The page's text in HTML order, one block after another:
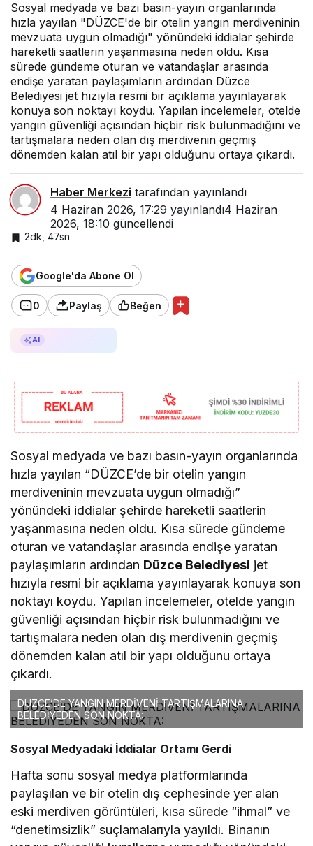
Sosyal medyada ve bazı basın-yayın organlarında
hızla yayılan "DÜZCE'de bir otelin yangın merdiveninin
mevzuata uygun olmadığı" yönündeki iddialar şehirde
hareketli saatlerin yaşanmasına neden oldu. Kısa
sürede gündeme oturan ve vatandaşlar arasında
endişe yaratan paylaşımların ardından Düzce
Belediyesi jet hızıyla resmi bir açıklama yayınlayarak
konuya son noktayı koydu. Yapılan incelemeler, otelde
yangın güvenliği açısından hiçbir risk bulunmadığını ve
tartışmalara neden olan dış merdivenin geçmiş
dönemden kalan atıl bir yapı olduğunu ortaya çıkardı.
Haber Merkezi tarafından yayınlandı
4 Haziran 2026, 17:29 yayınlandı4 Haziran
2026, 18:10 güncellendi
2dk, 47sn
Google'da Abone Ol
0 Paylaş Beğen
AI
Sosyal medyada ve bazı basın-yayın organlarında
hızla yayılan “DÜZCE’de bir otelin yangın
merdiveninin mevzuata uygun olmadığı”
yönündeki iddialar şehirde hareketli saatlerin
yaşanmasına neden oldu. Kısa sürede gündeme
oturan ve vatandaşlar arasında endişe yaratan
paylaşımların ardından Düzce Belediyesi jet
hızıyla resmi bir açıklama yayınlayarak konuya son
noktayı koydu. Yapılan incelemeler, otelde yangın
güvenliği açısından hiçbir risk bulunmadığını ve
tartışmalara neden olan dış merdivenin geçmiş
dönemden kalan atıl bir yapı olduğunu ortaya
çıkardı.
DÜZCE’DE YANGIN MERDİVENİ TARTIŞMALARINA
BELEDİYEDEN SON NOKTA:
Sosyal Medyadaki İddialar Ortamı Gerdi
Hafta sonu sosyal medya platformlarında
paylaşılan ve bir otelin dış cephesinde yer alan
eski merdiven görüntüleri, kısa sürede “ihmal” ve
“denetimsizlik” suçlamalarıyla yayıldı. Binanın